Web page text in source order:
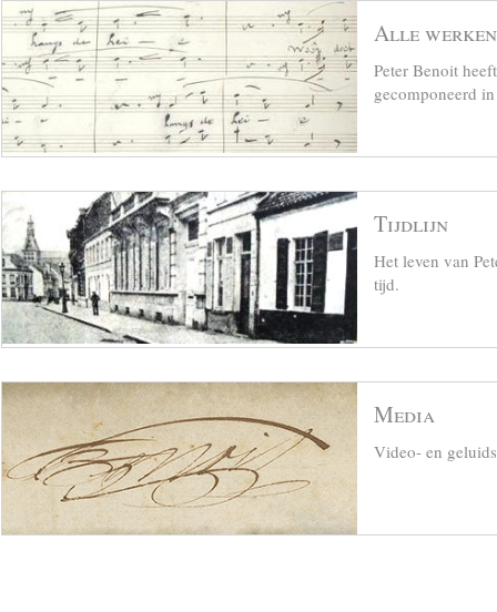
Alle werken
Peter Benoit
gecomponeerd
Tijdlijn
Het leven van
tijd.
Media
Video- en